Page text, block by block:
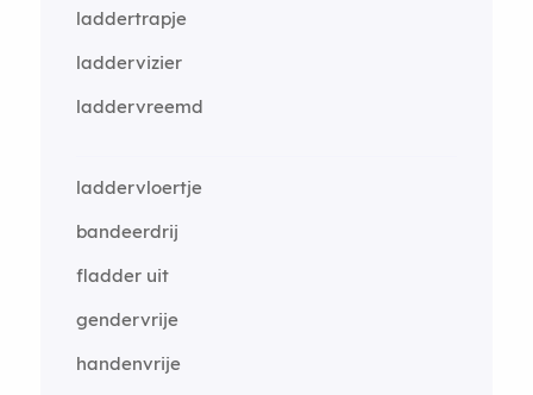
laddertrapje
laddervizier
laddervreemd
laddervloertje
bandeerdrij
fladder uit
gendervrije
handenvrije